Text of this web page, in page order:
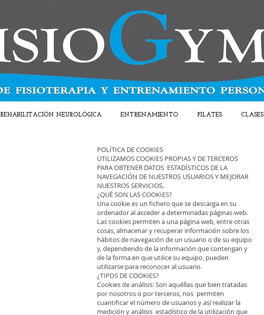
REHABILITACIÓN NEUROLÓGICA ENTRENAMIENTO PILATES CLASES
POLÍTICA DE COOKIES
UTILIZAMOS COOKIES PROPIAS Y DE TERCEROS
PARA OBTENER DATOS ESTADÍSTICOS DE LA
NAVEGACIÓN DE NUESTROS USUARIOS Y MEJORAR
NUESTROS SERVICIOS.
¿QUÉ SON LAS COOKIES?
Una cookie es un fichero que se descarga en su
ordenador al acceder a determinadas páginas web.
Las cookies permiten a una página web, entre otras
cosas, almacenar y recuperar información sobre los
hábitos de navegación de un usuario o de su equipo
y, dependiendo de la información que contengan y
de la forma en que utilice su equipo, pueden
utilizarse para reconocer al usuario.
¿TIPOS DE COOKIES?
Cookies de análisis: Son aquéllas que bien tratadas
por nosotros o por terceros, nos permiten
cuantificar el número de usuarios y así realizar la
medición y análisis estadístico de la utilización que